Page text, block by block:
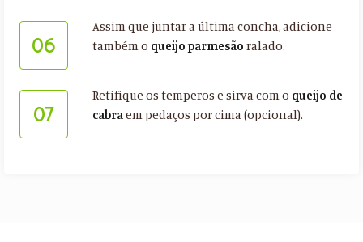
06
Assim que juntar a última concha, adicione
também o queijoparmesão ralado.
07
Retifique os temperos e sirva com o queijo de
cabraem pedaços por cima (opcional).